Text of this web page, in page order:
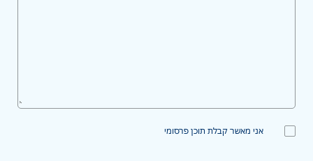
אני מאשר קבלת תוכן פרסומי